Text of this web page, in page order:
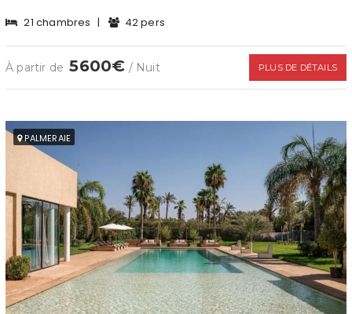
21 chambres | 42 pers
À partir de 5600€ / Nuit PLUS DE DÉTAILS
PALMERAIE